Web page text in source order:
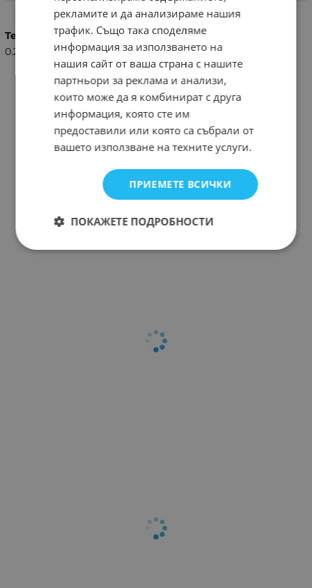
Тегло (кг.)
0.20
рекламите и да анализираме нашия
трафик. Също така споделяме
информация за използването на
нашия сайт от ваша страна с нашите
партньори за реклама и анализи,
които може да я комбинират с друга
информация, която сте им
предоставили или която са събрали от
вашето използване на техните услуги.
ПРИЕМЕТЕ ВСИЧКИ
ПОКАЖЕТЕ ПОДРОБНОСТИ